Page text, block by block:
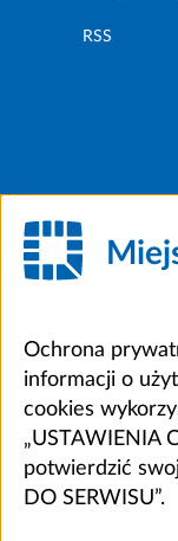
RSS
Ochrona
informacji o
cookies
„USTAWIENIA
potwierdzić
DO SERWISU”.